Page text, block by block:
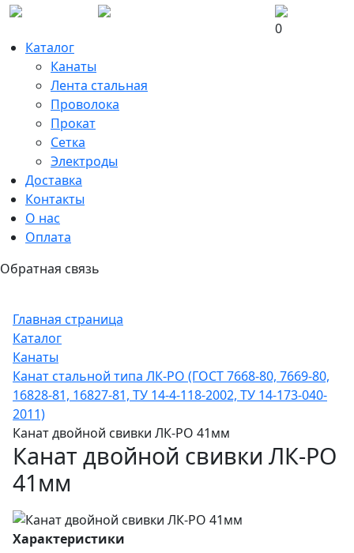
0
Каталог
Канаты
Лента стальная
Проволока
Прокат
Сетка
Электроды
Доставка
Контакты
О нас
Оплата
Обратная связь
Главная страница
Каталог
Канаты
Канат стальной типа ЛК-РО (ГОСТ 7668-80, 7669-80,
16828-81, 16827-81, ТУ 14-4-118-2002, ТУ 14-173-040-
2011)
Канат двойной свивки ЛК-РО 41мм
Канат двойной свивки ЛК-РО
41мм
Характеристики